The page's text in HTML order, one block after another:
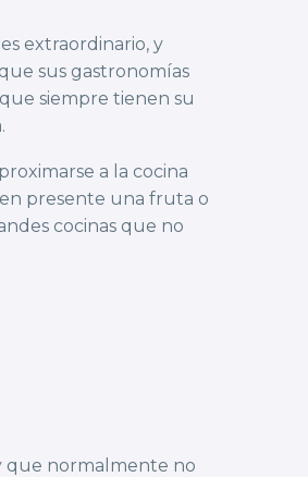
extraordinario, y
sus gastronomías
siempre tienen su
a la cocina
presente una fruta o
cocinas que no
que normalmente no